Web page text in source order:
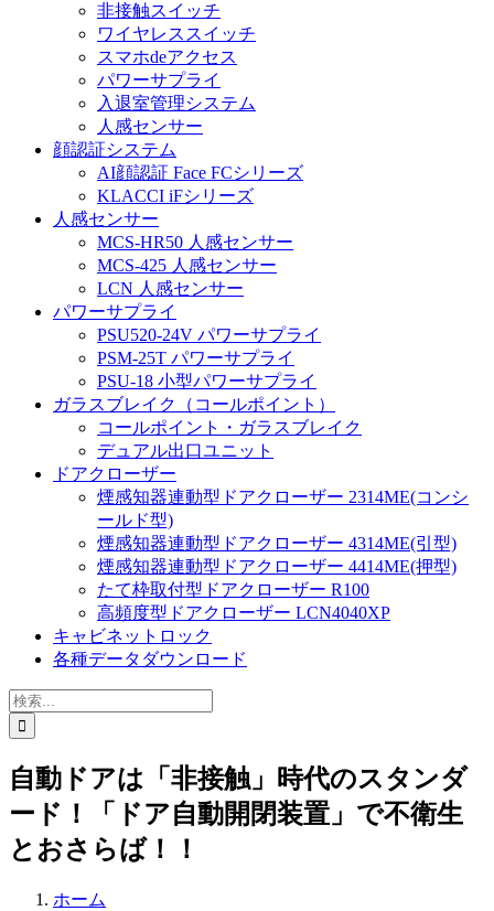
非接触スイッチ
ワイヤレススイッチ
スマホdeアクセス
パワーサプライ
入退室管理システム
人感センサー
顔認証システム
AI顔認証 Face FCシリーズ
KLACCI iFシリーズ
人感センサー
MCS-HR50 人感センサー
MCS-425 人感センサー
LCN 人感センサー
パワーサプライ
PSU520-24V パワーサプライ
PSM-25T パワーサプライ
PSU-18 小型パワーサプライ
ガラスブレイク（コールポイント）
コールポイント・ガラスブレイク
デュアル出口ユニット
ドアクローザー
煙感知器連動型ドアクローザー 2314ME(コンシ
ールド型)
煙感知器連動型ドアクローザー 4314ME(引型)
煙感知器連動型ドアクローザー 4414ME(押型)
たて枠取付型ドアクローザー R100
高頻度型ドアクローザー LCN4040XP
キャビネットロック
各種データダウンロード
検
索
…
自動ドアは「非接触」時代のスタンダ
ード！「ドア自動開閉装置」で不衛生
とおさらば！！
ホーム